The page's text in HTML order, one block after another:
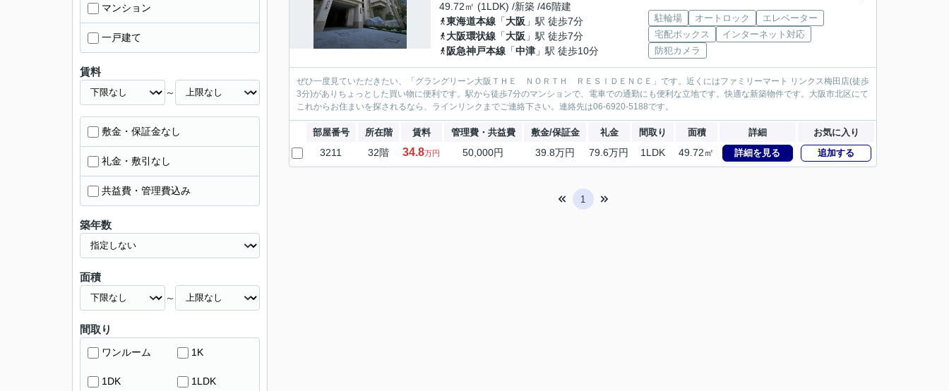
49.72㎡ (1LDK) /新築 /46階建
東海道本線 「大阪 」駅 徒歩7分
大阪環状線 「大阪 」駅 徒歩7分
阪急神戸本線 「中津 」駅 徒歩10分
駐輪場 オートロック
エレベーター
宅配ボックス
インターネット対応
防犯カメラ
ぜひ一度見ていただきたい、「グラングリーン大阪ＴＨＥ ＮＯＲＴＨ ＲＥＳＩＤＥＮＣＥ」です。近くにはファミリーマート リンクス梅田店(徒歩
3分)がありちょっとした買い物に便利です。駅から徒歩7分のマンションで、電車での通勤にも便利な立地です。快適な新築物件です。大阪市北区にて
これからお住まいを探されるなら、ラインリンクまでご連絡下さい。連絡先は06-6920-5188です。
部屋番号 所在階 賃料 管理費・共益費 敷金/保証金 礼金 間取り 面積 詳細 お気に入り
3211 32階 34.8万円 50,000円 39.8万円 79.6万円 1LDK 49.72㎡ 詳細を見る 追加する
1
マンション
一戸建て
賃料
～
敷金・保証金なし
礼金・敷引なし
共益費・管理費込み
築年数
面積
～
間取り
ワンルーム 1K
1DK 1LDK